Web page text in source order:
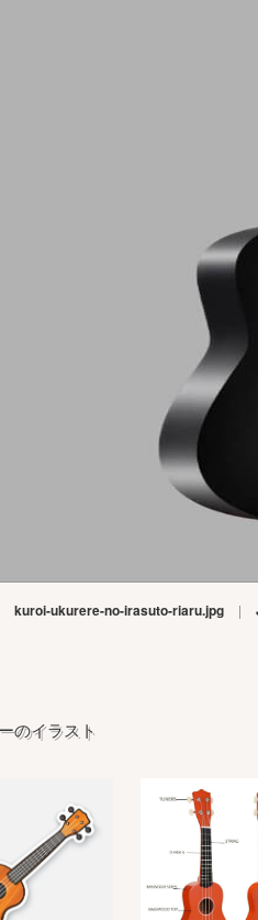
kuroi-ukurere-no-irasuto-riaru.jpg |
のイラスト